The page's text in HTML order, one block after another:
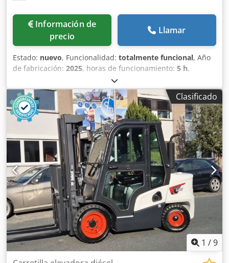
Información de
precio
Llamar
Estado: nuevo, Funcionalidad: totalmente funcional, Año
de fabricación: 2025, horas de funcionamiento: 5 h,
1.600 kg, altura de elevación:
mm, ascensor libre:1.520 mm, tipo de combustible:
eléctrico
, tipo de mástil:triple, altura de construcción:
2.108 mm, longitud de la horquilla:1.150 mm, peso en
vacío:
1.340 kg, longitud total:1.964 mm, tipo de
accionamiento:Elektro, ancho de construcción:820 mm,
Transpaleta Centro de carga: 600 Ancho de la horquilla:
560 mm Tipo de mástil: Triplex Condición: Nuevo Estado
técnico: Nuevo Tipo de neumáticos delanteros: poliuretano
Estado de los neumáticos delanteros: 80 - 100% Tipo de
neumáticos traseros: poliuretano Estado de los neumáticos
traseros: 80 - 100% Voltaje de la batería: 24 V Batería Ah:
150 Ah Dwjdpfewi Acgsx Akioa Tipo de batería: iones de
litio Año de fabricación de la batería: 2025 Estado de la
batería: 80 - 100% Carrera inicial, carrera libre completa,
certificado CE, Batería de iones de litio que no requiere
mantenimiento.
Clasificado
1 /9